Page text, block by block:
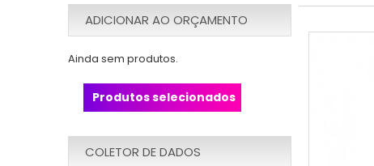
ADICIONAR AO ORÇAMENTO
Ainda sem produtos.
Produtos selecionados
COLETOR DE DADOS